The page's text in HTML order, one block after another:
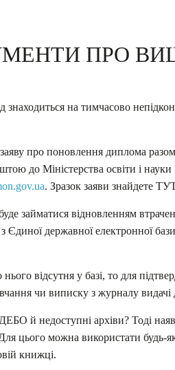
ПРО
на тимчасово
про поновлення диплома
до Міністерства освіти і
. Зразок заяви знайдете
займатися відновленням
Єдиної державної електронної
відсутня у базі, то для
чи виписку з журналу видачі
й недоступні архіви? Тоді
цього можна використати будь-
книжці.